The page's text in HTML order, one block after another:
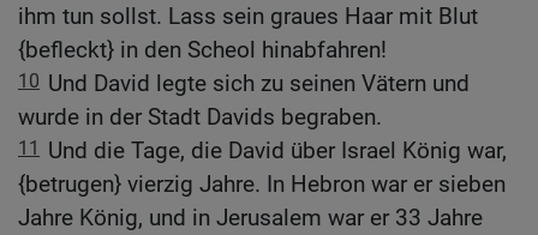
ihm tun sollst. Lass sein graues Haar mit Blut
{befleckt} in den Scheol hinabfahren!
10 Und David legte sich zu seinen Vätern und
wurde in der Stadt Davids begraben.
11 Und die Tage, die David über Israel König war,
{betrugen} vierzig Jahre. In Hebron war er sieben
Jahre König, und in Jerusalem war er 33 Jahre